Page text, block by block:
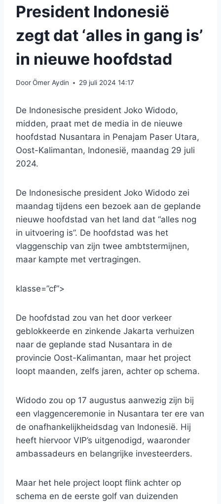
President Indonesië
zegt dat ‘alles in gang is’
in nieuwe hoofdstad
DoorÖmer Aydin 29 juli 2024 14:17
De Indonesische president Joko Widodo,
midden, praat met de media in de nieuwe
hoofdstad Nusantara in Penajam Paser Utara,
Oost-Kalimantan, Indonesië, maandag 29 juli
2024.
De Indonesische president Joko Widodo zei
maandag tijdens een bezoek aan de geplande
nieuwe hoofdstad van het land dat “alles nog
in uitvoering is”. De hoofdstad was het
vlaggenschip van zijn twee ambtstermijnen,
maar kampte met vertragingen.
klasse=”cf”>
De hoofdstad zou van het door verkeer
geblokkeerde en zinkende Jakarta verhuizen
naar de geplande stad Nusantara in de
provincie Oost-Kalimantan, maar het project
loopt maanden, zelfs jaren, achter op schema.
Widodo zou op 17 augustus aanwezig zijn bij
een vlaggenceremonie in Nusantara ter ere van
de onafhankelijkheidsdag van Indonesië. Hij
heeft hiervoor VIP’s uitgenodigd, waaronder
ambassadeurs en belangrijke investeerders.
Maar het hele project loopt flink achter op
schema en de eerste golf van duizenden